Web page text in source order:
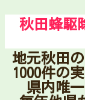
秋田蜂駆
地元秋田
1000件の
県内唯